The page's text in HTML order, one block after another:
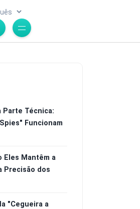
Parte Técnica:
Funcionam
Eles Mantêm a
Precisão dos
"Cegueira a